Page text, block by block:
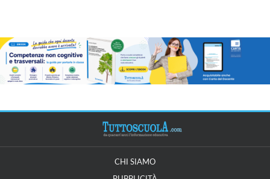
CHI SIAMO